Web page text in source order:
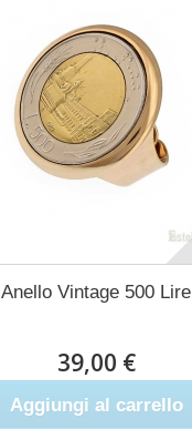
Anello Vintage 500 Lire
39,00 €
Aggiungi al carrello